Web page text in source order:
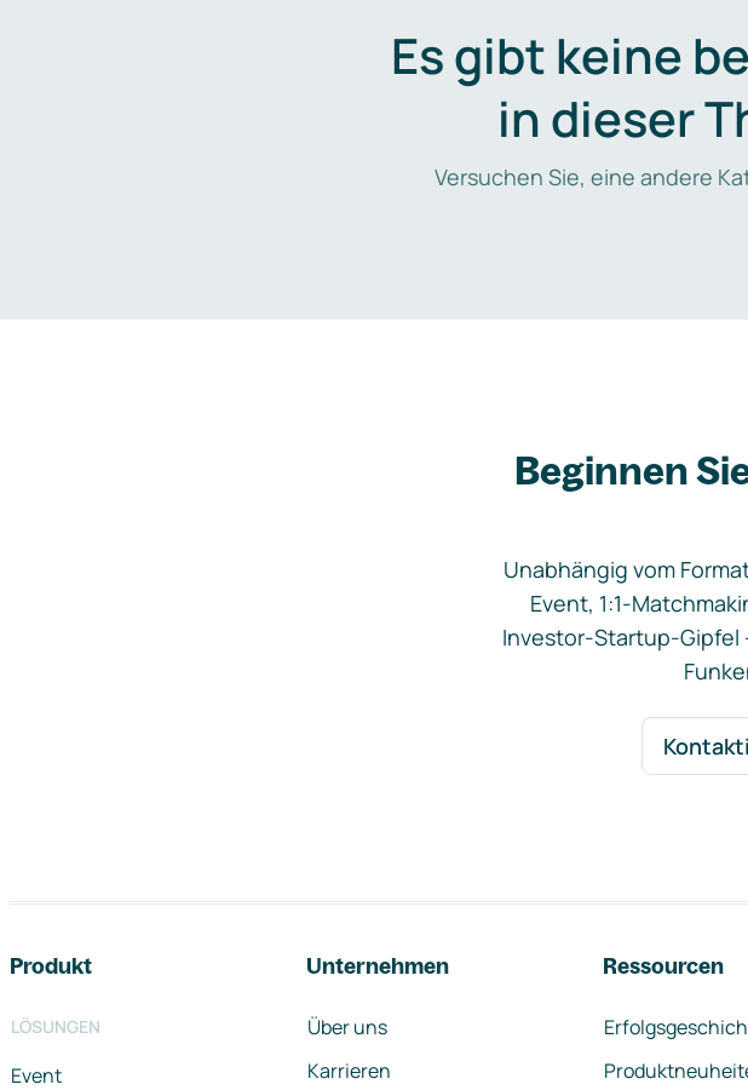
Es gibt keine
in dieser
Versuchen Sie, eine andere
Beginnen
Unabhängig vom
Event, 1:1-
Investor-Startup-Gipfel
Produkt
LÖSUNGEN
Event
Unternehmen
Über uns
Karrieren
Ressourcen